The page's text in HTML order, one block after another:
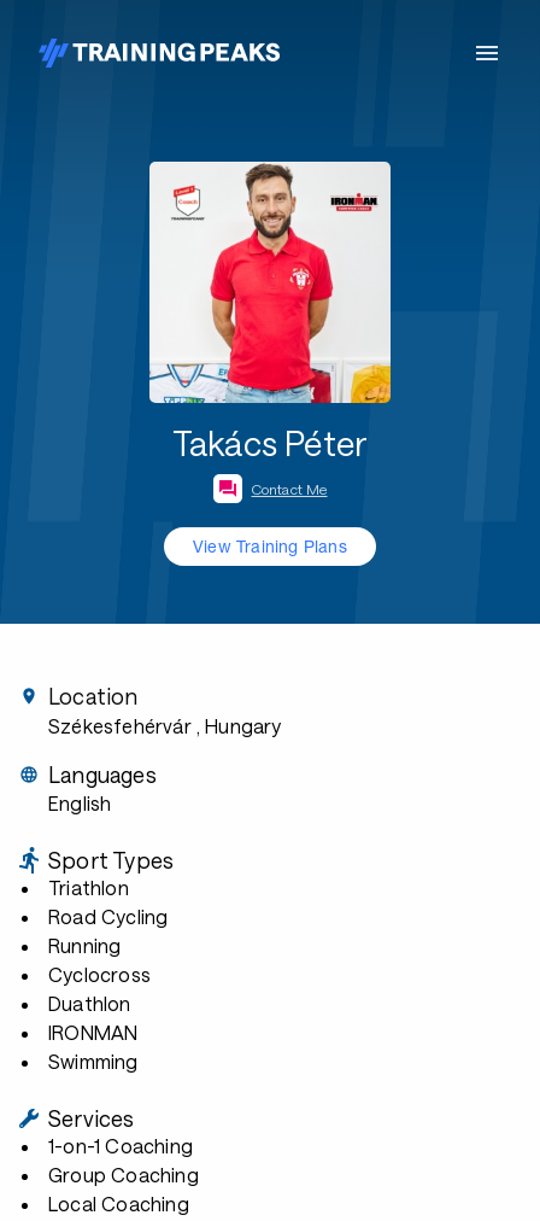
Takács Péter
Contact Me
View Training Plans
Location
Székesfehérvár , Hungary
Languages
English
Sport Types
Triathlon
Road Cycling
Running
Cyclocross
Duathlon
IRONMAN
Swimming
Services
1-on-1 Coaching
Group Coaching
Local Coaching